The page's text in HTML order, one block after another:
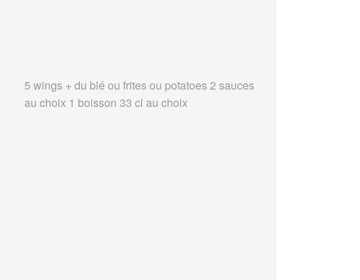
5 wings + du blé ou frites ou potatoes 2 sauces
au choix 1 boisson 33 cl au choix